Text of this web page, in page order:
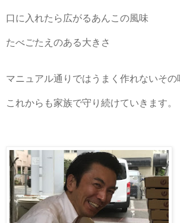
口に入れたら広がるあんこの風味
たべごたえのある大きさ
マニュアル通りではうまく作れないその
これからも家族で守り続けていきます。